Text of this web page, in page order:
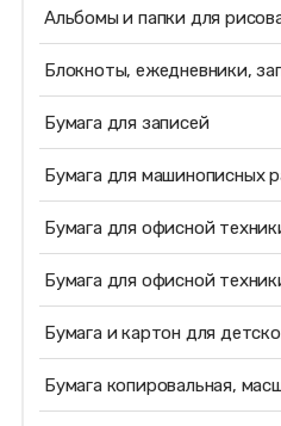
Альбомы и папки для
Блокноты, ежедневники,
Бумага для записей
Бумага для машинописных
Бумага для офисной
Бумага для офисной
Бумага и картон для
Бумага копировальная,